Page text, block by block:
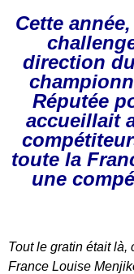
Cette
direction
Réputée
accueillait
toute la
une
Tout le gratin était
France Louise